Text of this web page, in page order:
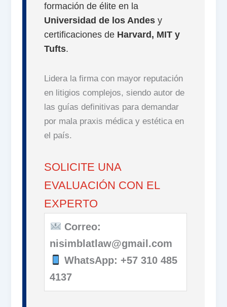
formación de élite en la
Universidad de los Andes y
certificaciones de Harvard, MIT y
Tufts.
Lidera la firma con mayor reputación
en litigios complejos, siendo autor de
las guías definitivas para demandar
por mala praxis médica y estética en
el país.
SOLICITE UNA
EVALUACIÓN CON EL
EXPERTO
Correo:
nisimblatlaw@gmail.com
WhatsApp: +57 310 485
4137